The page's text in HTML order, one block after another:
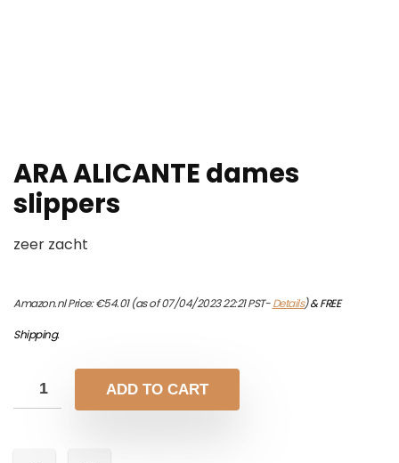
ARA ALICANTE dames
slippers
zeer zacht
Amazon.nl Price:€54.01(as of 07/04/2023 22:21 PST-Details)&FREE
Shipping.
ADD TO CART